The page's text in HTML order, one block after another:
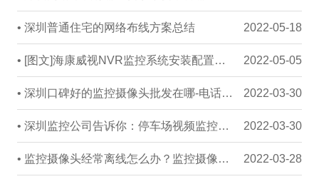
2022-05-18
• 深圳普通住宅的网络布线方案总结
2022-05-05
• [图文]海康威视NVR监控系统安装配置教程
2022-03-30
• 深圳口碑好的监控摄像头批发在哪-电话是多少
2022-03-30
• 深圳监控公司告诉你：停车场视频监控系统怎么安装？
2022-03-28
• 监控摄像头经常离线怎么办？监控摄像头防止离线的方法